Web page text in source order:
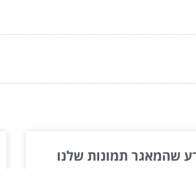
שהמאגר תמונות שלנו